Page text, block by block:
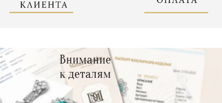
Внимание
к деталям